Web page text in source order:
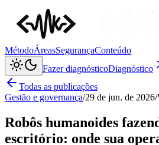
MétodoÁreasSegurançaConteúdo
Fazer diagnósticoDiagnóstico
Todas as publicações
Gestão e governança/29 de jun. de 2026/
Robôs humanoides
escritório: onde sua